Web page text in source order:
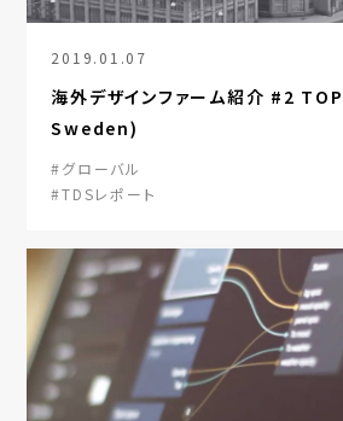
2019.01.07
海外デザインファーム紹介 #2
Sweden)
#グローバル
#TDSレポート